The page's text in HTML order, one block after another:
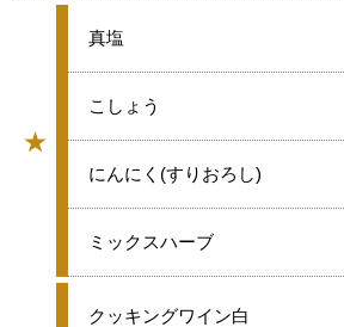
★
グループ
★
真塩
★
こしょう
★
にんにく(すりおろし)
★
ミックスハーブ
●
クッキングワイン白